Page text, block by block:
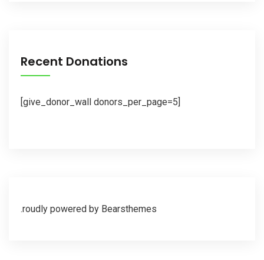
Recent Donations
[give_donor_wall donors_per_page=5]
roudly powered by Bearsthemes.